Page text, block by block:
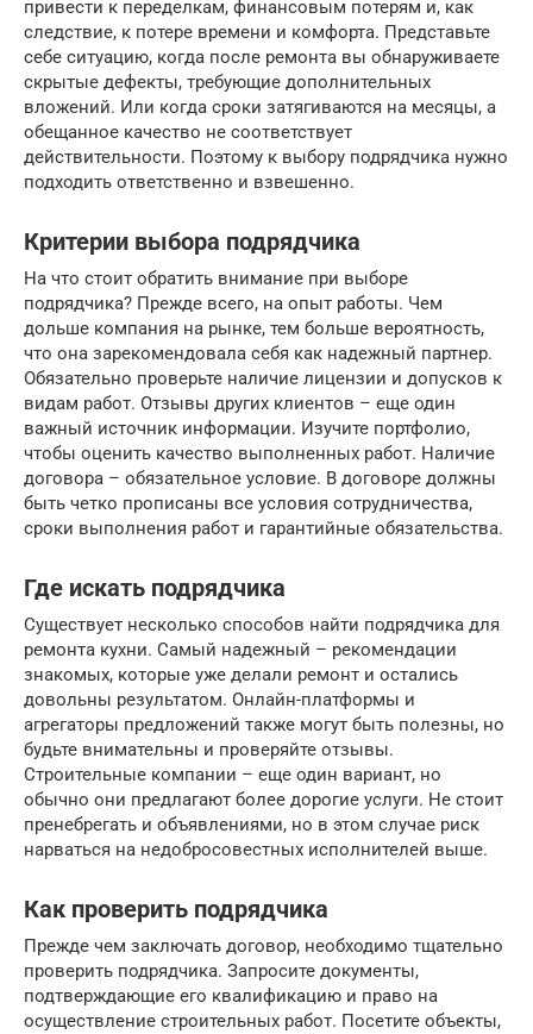
привести к переделкам, финансовым потерям и, как
следствие, к потере времени и комфорта. Представьте
себе ситуацию, когда после ремонта вы обнаруживаете
скрытые дефекты, требующие дополнительных
вложений. Или когда сроки затягиваются на месяцы, а
обещанное качество не соответствует
действительности. Поэтому к выбору подрядчика нужно
подходить ответственно и взвешенно.
Критерии выбора подрядчика
На что стоит обратить внимание при выборе
подрядчика? Прежде всего, на опыт работы. Чем
дольше компания на рынке, тем больше вероятность,
что она зарекомендовала себя как надежный партнер.
Обязательно проверьте наличие лицензии и допусков к
видам работ. Отзывы других клиентов – еще один
важный источник информации. Изучите портфолио,
чтобы оценить качество выполненных работ. Наличие
договора – обязательное условие. В договоре должны
быть четко прописаны все условия сотрудничества,
сроки выполнения работ и гарантийные обязательства.
Где искать подрядчика
Существует несколько способов найти подрядчика для
ремонта кухни. Самый надежный – рекомендации
знакомых, которые уже делали ремонт и остались
довольны результатом. Онлайн-платформы и
агрегаторы предложений также могут быть полезны, но
будьте внимательны и проверяйте отзывы.
Строительные компании – еще один вариант, но
обычно они предлагают более дорогие услуги. Не стоит
пренебрегать и объявлениями, но в этом случае риск
нарваться на недобросовестных исполнителей выше.
Как проверить подрядчика
Прежде чем заключать договор, необходимо тщательно
проверить подрядчика. Запросите документы,
подтверждающие его квалификацию и право на
осуществление строительных работ. Посетите объекты,